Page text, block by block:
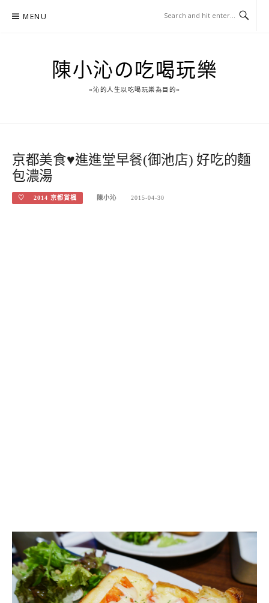
MENU
陳小沁の吃喝玩樂
○沁的人生以吃喝玩樂為目的○
京都美食♥進進堂早餐(御池店) 好吃的麵
包濃湯
♡ 2014 京都賞楓 陳小沁 2015-04-30